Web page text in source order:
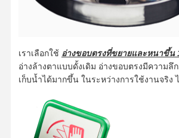
สถานีล้างตาขา
เครื่องทำความร้อนไฟฟ้าล้างตา
น้ํายาระบายตากันหนาว
น้ํายาล้างตาฉุกเฉินพกพา
น้ํายาฉีดตาที่กําหนดเอง
เราเลือกใช้ อ่างขอบตรงที่ขยายและหนาขึ้น
อ่างล้างตาแบบดั้งเดิม อ่างขอบตรงมีความลึ
เก็บน้ำได้มากขึ้น ในระหว่างการใช้งานจริง